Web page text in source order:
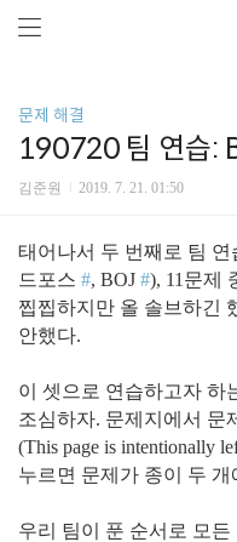
문제 해결
190720 팀 연습:
김준원 2019. 7. 21. 01:50
태어나서 두 번째로 팀 연
드포스 #, BOJ #), 11문제
찝찝하지만 올 솔브하긴
안했다.
이 셋으로 연습하고자 하
조심하자. 문제지에서 문
(This page is intentionally
누르면 문제가 종이 두
우리 팀이 푼 순서로 모